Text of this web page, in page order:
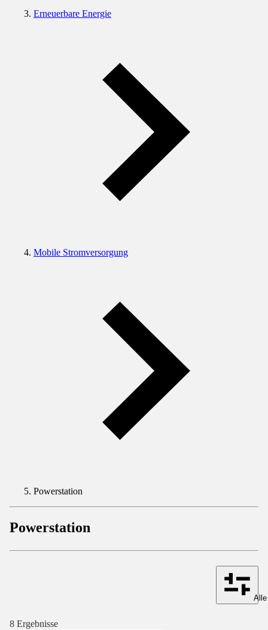
Erneuerbare Energie
Mobile Stromversorgung
Powerstation
Powerstation
8 Ergebnisse